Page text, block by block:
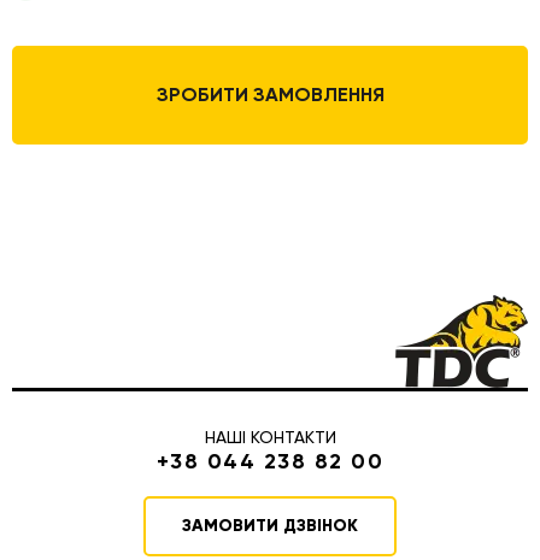
ЗРОБИТИ ЗАМОВЛЕННЯ
НАШІ КОНТАКТИ
+38 044 238 82 00
ЗАМОВИТИ ДЗВІНОК